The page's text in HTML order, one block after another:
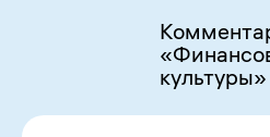
культуры»